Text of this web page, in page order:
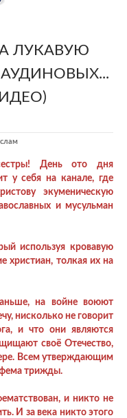
ЛУКАВУЮ
День ото дня
у себя на канале, где
экуменическую
и мусульман
используя кровавую
христиан, толкая их на
на войне воюют
нисколько не говорит
и что они являются
своё Отечество,
Всем утверждающим
трижды.
и никто не
И за века никто этого